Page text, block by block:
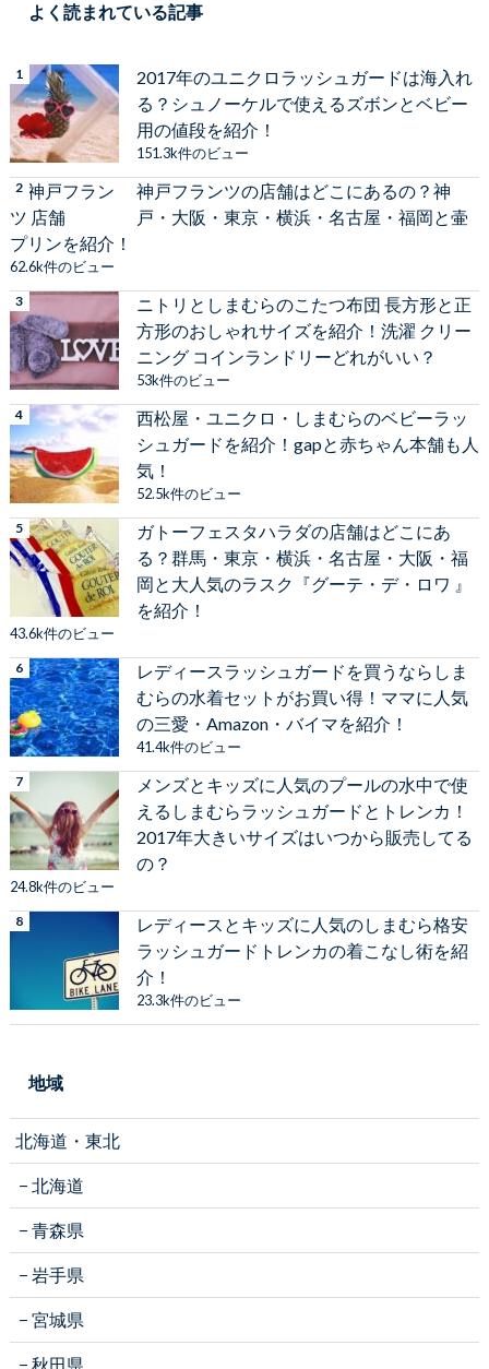
よく読まれている記事
2017年のユニクロラッシュガードは海入れ
る？シュノーケルで使えるズボンとベビー
用の値段を紹介！
151.3k件のビュー
神戸フランツの店舗はどこにあるの？神
戸・大阪・東京・横浜・名古屋・福岡と壷
プリンを紹介！
62.6k件のビュー
ニトリとしまむらのこたつ布団 長方形と正
方形のおしゃれサイズを紹介！洗濯 クリー
ニング コインランドリーどれがいい？
53k件のビュー
西松屋・ユニクロ・しまむらのベビーラッ
シュガードを紹介！gapと赤ちゃん本舗も人
気！
52.5k件のビュー
ガトーフェスタハラダの店舗はどこにあ
る？群馬・東京・横浜・名古屋・大阪・福
岡と大人気のラスク『グーテ・デ・ロワ 』
を紹介！
43.6k件のビュー
レディースラッシュガードを買うならしま
むらの水着セットがお買い得！ママに人気
の三愛・Amazon・バイマを紹介！
41.4k件のビュー
メンズとキッズに人気のプールの水中で使
えるしまむらラッシュガードとトレンカ！
2017年大きいサイズはいつから販売してる
の？
24.8k件のビュー
レディースとキッズに人気のしまむら格安
ラッシュガードトレンカの着こなし術を紹
介！
23.3k件のビュー
地域
北海道・東北
北海道
青森県
岩手県
宮城県
秋田県